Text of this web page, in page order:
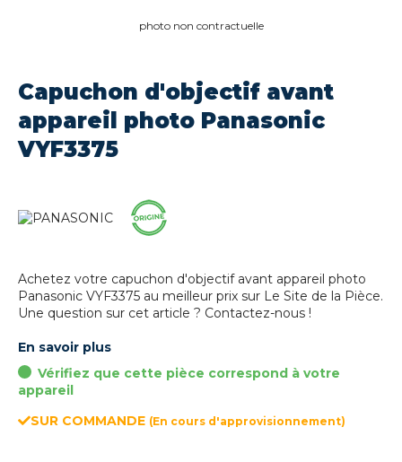
photo non contractuelle
Capuchon d'objectif avant
appareil photo Panasonic
VYF3375
Achetez votre capuchon d'objectif avant appareil photo
Panasonic VYF3375 au meilleur prix sur Le Site de la Pièce.
Une question sur cet article ? Contactez-nous !
En savoir plus
Vérifiez que cette pièce correspond à votre
appareil
SUR COMMANDE (En cours d'approvisionnement)